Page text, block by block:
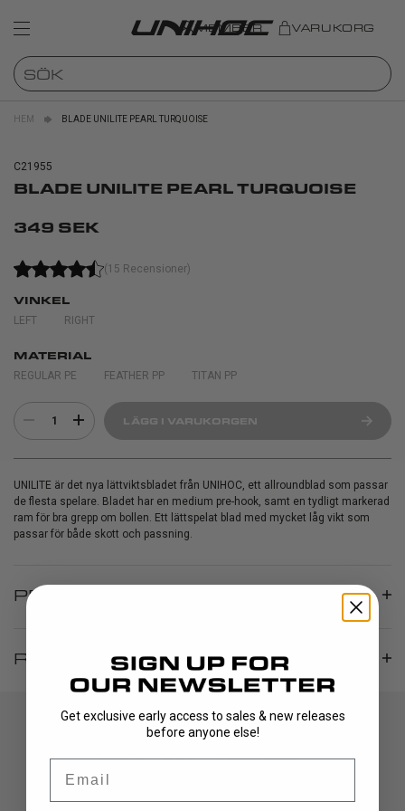
MEMBER VARUKORG
HEM BLADE UNILITE PEARL TURQUOISE
C21955
BLADE UNILITE PEARL TURQUOISE
349 SEK
(15 Recensioner)
VINKEL
LEFT RIGHT
MATERIAL
REGULAR PE FEATHER PP TITAN PP
1 LÄGG I VARUKORGEN
UNILITE är det nya lättviktsbladet från UNIHOC, ett allroundblad som passar
de flesta spelare. Bladet har en medium pre-hook, samt en tydligt markerad
ram för bra grepp om bollen. Ett lättspelat blad med mycket låg vikt som
passar för både skott och passning.
PRODUCT INFO
RECENSIONER
Get exclusive early access to sales & new releases
before anyone else!